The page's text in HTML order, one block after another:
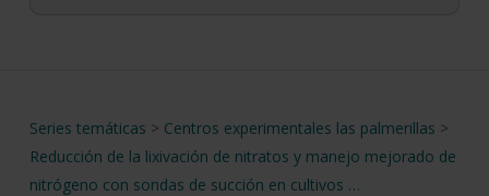
Series temáticas > Centros experimentales las palmerillas >
Reducción de la lixivación de nitratos y manejo mejorado de
nitrógeno con sondas de succión en cultivos …